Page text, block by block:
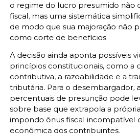
o regime do lucro presumido não
fiscal, mas uma sistemática
de modo que sua majoração não
como corte de benefícios.
A decisão ainda aponta possíveis
princípios constitucionais, como a
contributiva, a razoabilidade e a
tributária. Para o desembargador,
percentuais de presunção pode
sobre base que extrapola a
impondo ônus fiscal incompatível
econômica dos contribuintes.